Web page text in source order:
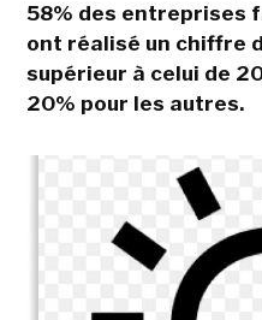
58% des entreprises
ont réalisé un chiffre
supérieur à celui de
20% pour les autres.